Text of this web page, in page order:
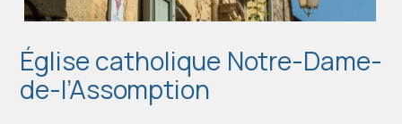
Église catholique Notre-Dame-
de-l’Assomption